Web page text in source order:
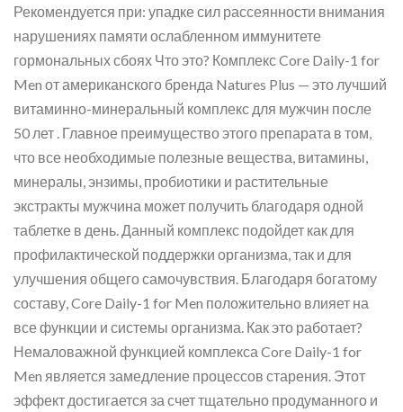
Рекомендуется при: упадке сил рассеянности внимания
нарушениях памяти ослабленном иммунитете
гормональных сбоях Что это? Комплекс Core Daily-1 for
Men от американского бренда Natures Plus — это лучший
витаминно-минеральный комплекс для мужчин после
50 лет . Главное преимущество этого препарата в том,
что все необходимые полезные вещества, витамины,
минералы, энзимы, пробиотики и растительные
экстракты мужчина может получить благодаря одной
таблетке в день. Данный комплекс подойдет как для
профилактической поддержки организма, так и для
улучшения общего самочувствия. Благодаря богатому
составу, Core Daily-1 for Men положительно влияет на
все функции и системы организма. Как это работает?
Немаловажной функцией комплекса Core Daily-1 for
Men является замедление процессов старения. Этот
эффект достигается за счет тщательно продуманного и